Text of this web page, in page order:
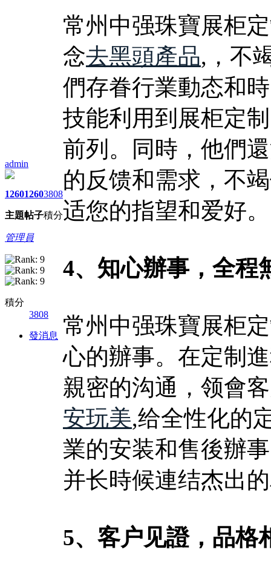
admin
1260
主題
1260
帖子
3808
積分
管理員
積分
3808
發消息
常州中强珠寶展柜
念去黑頭產品,，不
們存眷行業動态和
技能利用到展柜定
前列。同時，他們
的反馈和需求，不
适您的指望和爱好。
4、知心辦事，全程
常州中强珠寶展柜
心的辦事。在定制
親密的沟通，领會
安玩美,给全性化的
業的安装和售後辦
并长時候連结杰出
5、客户见證，品格